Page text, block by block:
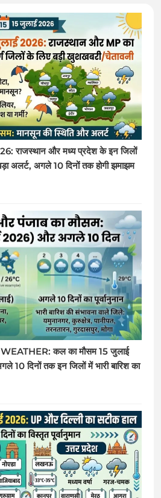
राजस्थान और मध्य प्रदेश के इन जिलों
अलर्ट, अगले 10 दिनों तक होगी झमाझम
कल का मौसम 15 जुलाई
10 दिनों तक इन जिलों में भारी बारिश का